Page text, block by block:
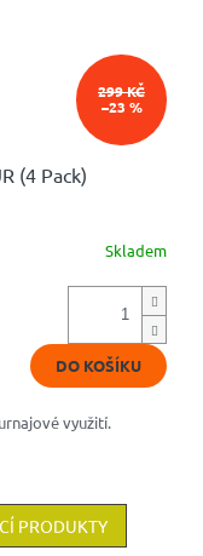
299 KČ
–23 %
(4 Pack)
Skladem
DO KOŠÍKU
využití.
PRODUKTY